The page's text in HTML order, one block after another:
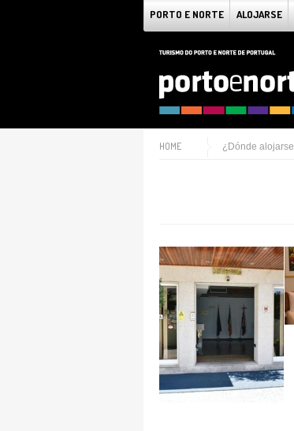
PORTO E NORTE ALOJARSE
HOME ¿Dónde alojarse